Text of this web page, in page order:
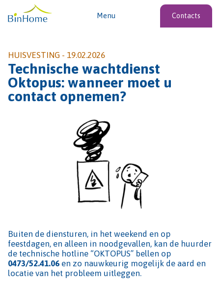
Menu Contacts
HUISVESTING - 19.02.2026
Technische wachtdienst
Oktopus: wanneer moet u
contact opnemen?
Buiten de diensturen, in het weekend en op
feestdagen, en alleen in noodgevallen, kan de huurder
de technische hotline “OKTOPUS” bellen op
0473/52.41.06 en zo nauwkeurig mogelijk de aard en
locatie van het probleem uitleggen.